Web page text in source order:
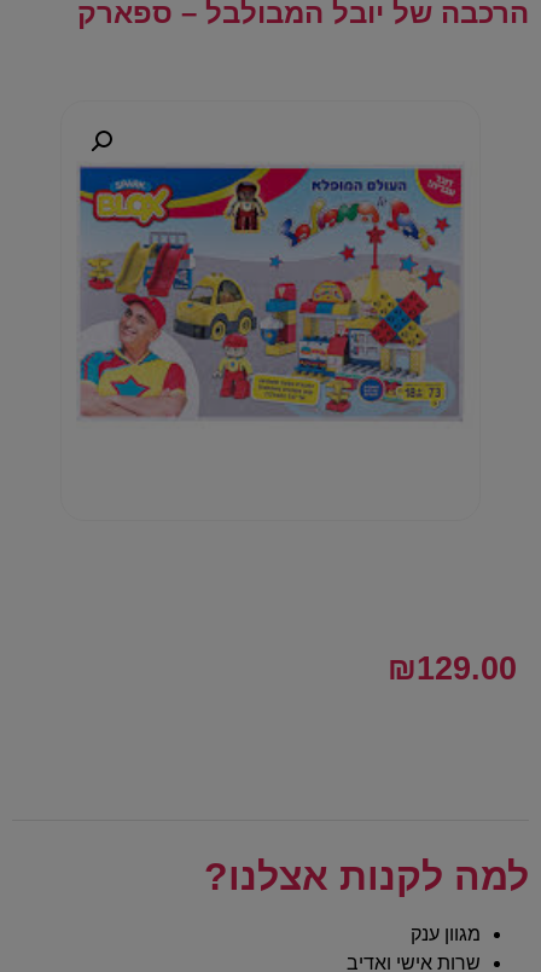
הרכבה של יובל המבולבל – ספארק
₪129.00
למה לקנות אצלנו?
מגוון ענק
שרות אישי ואדיב